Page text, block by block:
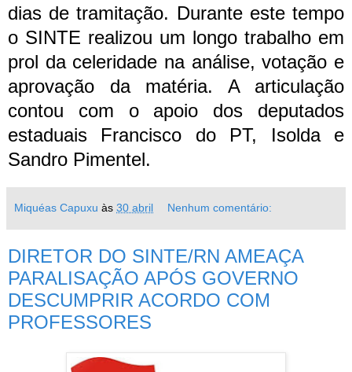
dias de tramitação. Durante este tempo
o SINTE realizou um longo trabalho em
prol da celeridade na análise, votação e
aprovação da matéria. A articulação
contou com o apoio dos deputados
estaduais Francisco do PT, Isolda e
Sandro Pimentel.
Miquéas Capuxu às 30 abril Nenhum comentário:
DIRETOR DO SINTE/RN AMEAÇA
PARALISAÇÃO APÓS GOVERNO
DESCUMPRIR ACORDO COM
PROFESSORES